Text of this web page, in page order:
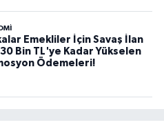
Emekliler İçin Savaş İlan
Bin TL'ye Kadar Yükselen
Ödemeleri!